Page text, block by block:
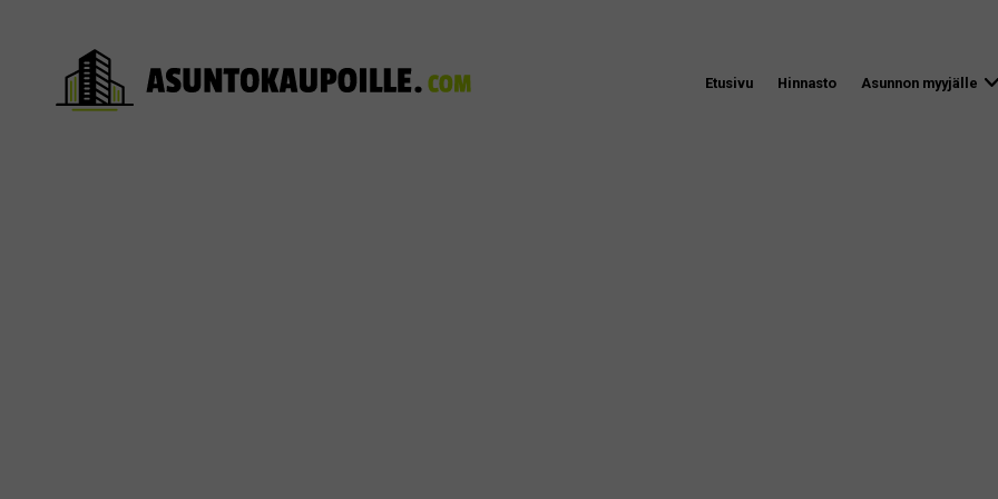
Etusivu Hinnasto Asunnon myyjälle